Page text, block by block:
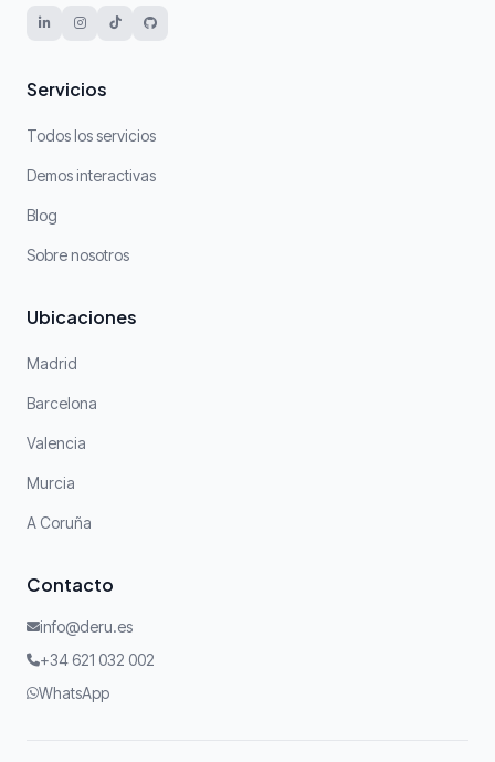
Servicios
Todos los servicios
Demos interactivas
Blog
Sobre nosotros
Ubicaciones
Madrid
Barcelona
Valencia
Murcia
A Coruña
Contacto
info@deru.es
+34 621 032 002
WhatsApp